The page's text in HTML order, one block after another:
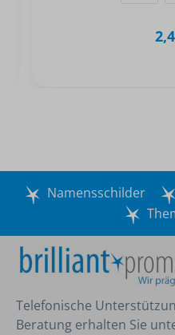
Namensschilder
Telefonische
Beratung erhalten Sie